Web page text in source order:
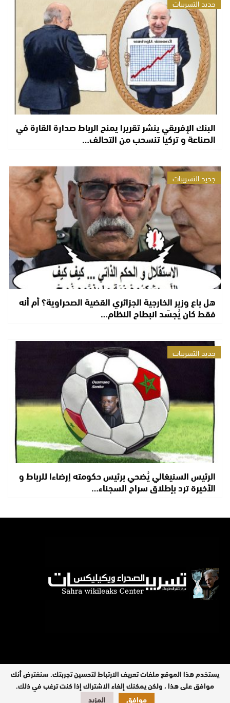
جديد التسريبات
البنك الإفريقي ينشر تقريرا يمنح الرباط صدارة القارة في
الصناعة و تركيا تنسحب من التحالف…
جديد التسريبات
هل باع وزير الخارجية الجزائري القضية الصحراوية؟ أم أنه
فقط كان يُجسّد انبطاح النظام…
جديد التسريبات
الرئيس السنيغالي يُضحي برئيس حكومته إرضاءا للرباط و
الأخيرة ترد بإطلاق سراح السجناء…
جميع الحقوق محفوظة © 2026
يستخدم هذا الموقع ملفات تعريف الارتباط لتحسين تجربتك. سنفترض أنك
موافق على هذا ، ولكن يمكنك إلغاء الاشتراك إذا كنت ترغب في ذلك.
موافق
المزيد